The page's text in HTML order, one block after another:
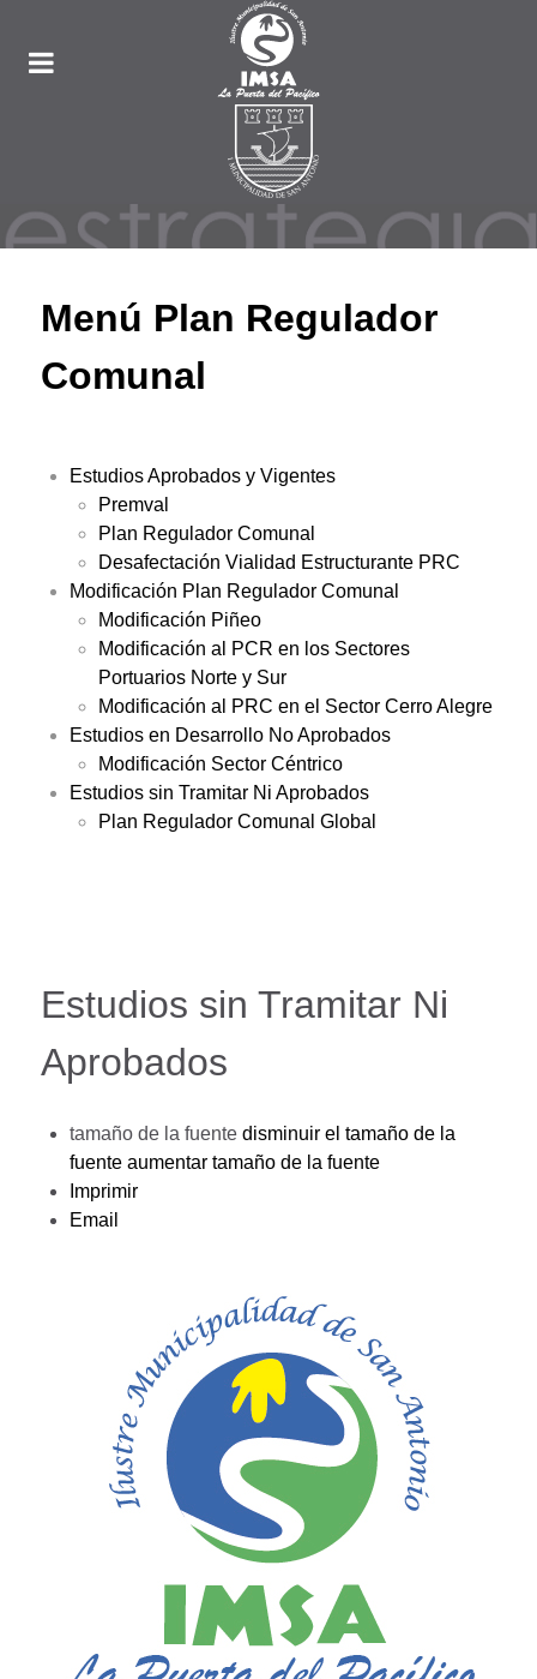
Menú Plan Regulador
Comunal
Estudios Aprobados y Vigentes
Premval
Plan Regulador Comunal
Desafectación Vialidad Estructurante PRC
Modificación Plan Regulador Comunal
Modificación Piñeo
Modificación al PCR en los Sectores
Portuarios Norte y Sur
Modificación al PRC en el Sector Cerro Alegre
Estudios en Desarrollo No Aprobados
Modificación Sector Céntrico
Estudios sin Tramitar Ni Aprobados
Plan Regulador Comunal Global
Estudios sin Tramitar Ni
Aprobados
tamaño de la fuente disminuir el tamaño de la
fuente aumentar tamaño de la fuente
Imprimir
Email